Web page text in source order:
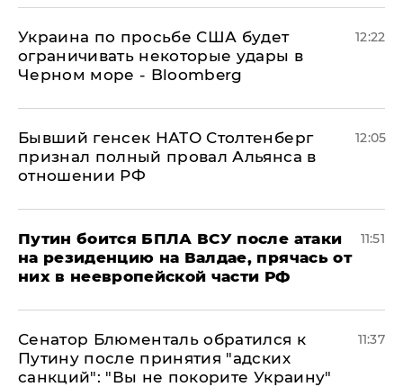
Украина по просьбе США будет
ограничивать некоторые удары в
Черном море - Bloomberg
12:22
Бывший генсек НАТО Столтенберг
признал полный провал Альянса в
отношении РФ
12:05
Путин боится БПЛА ВСУ после атаки
на резиденцию на Валдае, прячась от
них в неевропейской части РФ
11:51
Сенатор Блюменталь обратился к
Путину после принятия "адских
санкций": "Вы не покорите Украину"
11:37